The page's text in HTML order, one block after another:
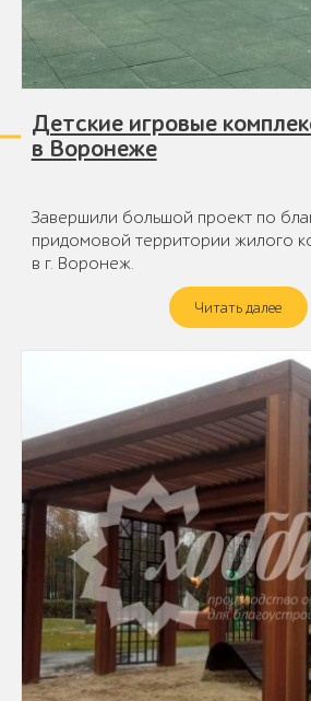
Детские игровые
в Воронеже
Завершили большой проект по
придомовой территории жилого
в г. Воронеж.
Читать далее